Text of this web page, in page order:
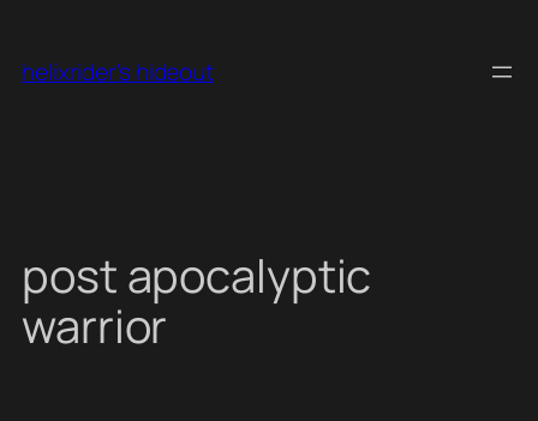
content
helixrider's hideout
post apocalyptic
warrior